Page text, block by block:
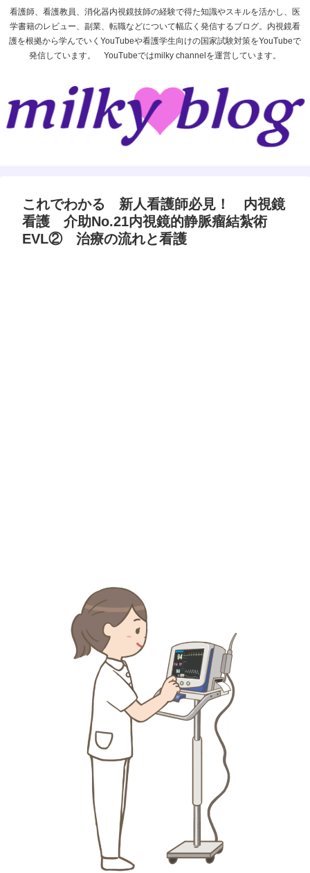
看護師、看護教員、消化器内視鏡技師の経験で得た知識やスキルを活かし、医
学書籍のレビュー、副業、転職などについて幅広く発信するブログ。内視鏡看
護を根拠から学んでいくYouTubeや看護学生向けの国家試験対策をYouTubeで
発信しています。 YouTubeではmilky channelを運営しています。
これでわかる 新人看護師必見！ 内視鏡
看護 介助No.21内視鏡的静脈瘤結紮術
EVL② 治療の流れと看護